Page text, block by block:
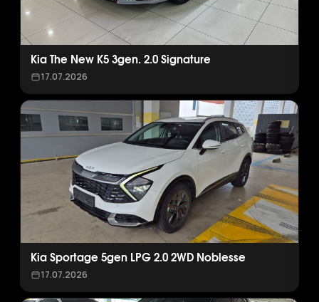
Kia The New K5 3gen. 2.0 Signature
17.07.2026
Kia Sportage 5gen LPG 2.0 2WD Noblesse
17.07.2026